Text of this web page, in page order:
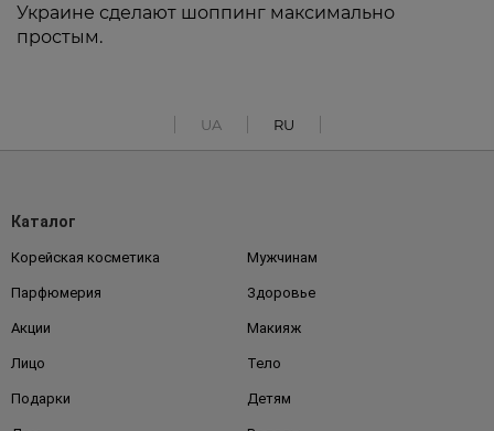
Украине сделают шоппинг максимально
простым.
UA RU
Каталог
Корейская косметика Мужчинам
Парфюмерия Здоровье
Акции Макияж
Лицо Тело
Подарки Детям